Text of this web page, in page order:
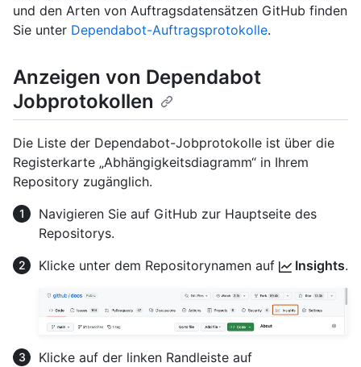
und den Arten von Auftragsdatensätzen GitHub finden
Sie unter Dependabot-Auftragsprotokolle.
Anzeigen von Dependabot
Jobprotokollen
Die Liste der Dependabot-Jobprotokolle ist über die
Registerkarte „Abhängigkeitsdiagramm“ in Ihrem
Repository zugänglich.
Navigieren Sie auf GitHub zur Hauptseite des
Repositorys.
Klicke unter dem Repositorynamen auf
Insights.
Klicke auf der linken Randleiste auf